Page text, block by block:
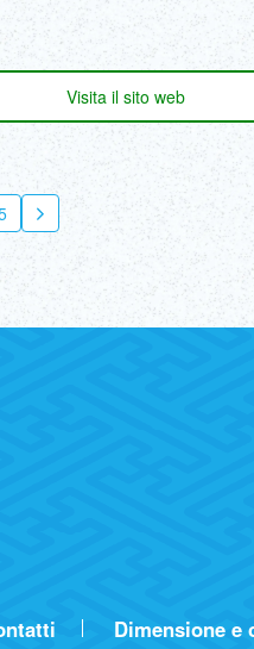
Visita il sito web
Dimensione e